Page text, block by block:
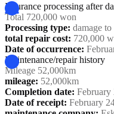
Insurance processing after
Total 720,000 won
Processing type: damage
total repair cost: 720,000
Date of occurrence:
Maintenance/repair history
Mileage 52,000km
mileage: 52,000km
Completion date: February
Date of receipt: February